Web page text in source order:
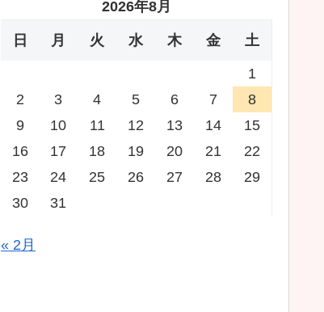
2026年8月
日 月 火 水 木 金 土
1
2
3 4 5 6 7
8
9
10 11 12 13 14
15
16
17 18 19 20 21
22
23
24 25 26 27 28
29
30
31
« 2月